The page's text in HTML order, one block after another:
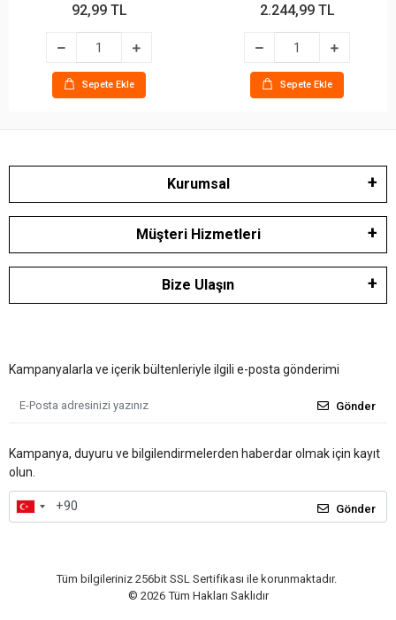
92,99 TL
Sepete Ekle
2.244,99 TL
Sepete Ekle
Kurumsal
Müşteri Hizmetleri
Bize Ulaşın
Kampanyalarla ve içerik bültenleriyle ilgili e-posta gönderimi
Gönder
Kampanya, duyuru ve bilgilendirmelerden haberdar olmak için kayıt
olun.
Gönder
Tüm bilgileriniz 256bit SSL Sertifikası ile korunmaktadır.
© 2026 Tüm Hakları Saklıdır